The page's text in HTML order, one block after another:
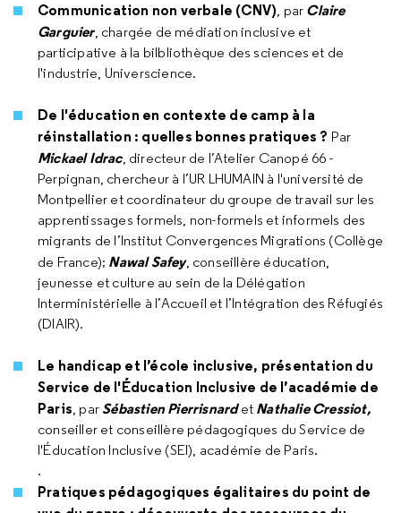
Communication non verbale (CNV), par Claire
Garguier, chargée de médiation inclusive et
participative à la bilbliothèque des sciences et de
l'industrie, Universcience.
De l'éducation en contexte de camp à la
réinstallation : quelles bonnes pratiques ? Par
Mickael Idrac, directeur de l’Atelier Canopé 66 -
Perpignan, chercheur à l’UR LHUMAIN à l'université de
Montpellier et coordinateur du groupe de travail sur les
apprentissages formels, non-formels et informels des
migrants de l’Institut Convergences Migrations (Collège
de France); Nawal Safey, conseillère éducation,
jeunesse et culture au sein de la Délégation
Interministérielle à l’Accueil et l’Intégration des Réfugiés
(DIAIR).
Le handicap et l’école inclusive, présentation du
Service de l'Éducation Inclusive de l’académie de
Paris, parSébastien Pierrisnardet Nathalie Cressiot,
conseiller et conseillère pédagogiques du Service de
l'Éducation Inclusive (SEI), académie de Paris.
.
Pratiques pédagogiques égalitaires du point de